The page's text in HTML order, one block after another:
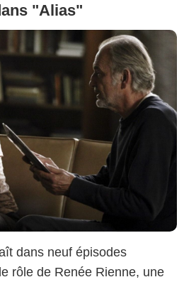
"Alias"
dans neuf épisodes
rôle de Renée Rienne, une